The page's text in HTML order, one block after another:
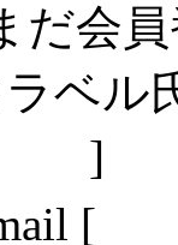
だ会
ベル
]
E-